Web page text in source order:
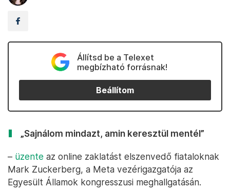
Állítsd be a Telexet
megbízható forrásnak!
Beállítom
„Sajnálom mindazt, amin keresztül mentél”
– üzente az online zaklatást elszenvedő fiataloknak
Mark Zuckerberg, a Meta vezérigazgatója az
Egyesült Államok kongresszusi meghallgatásán.